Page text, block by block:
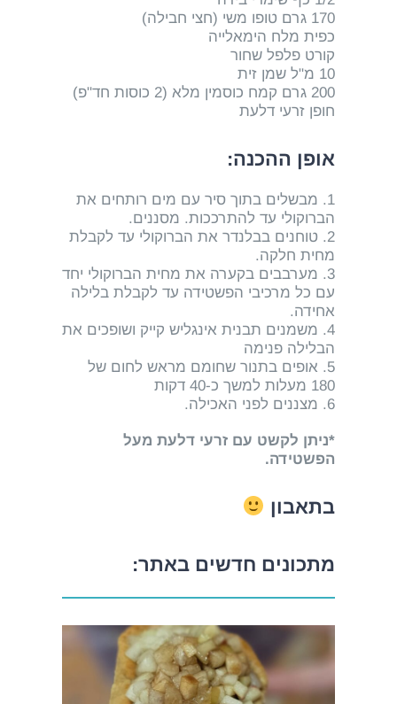
170 גרם טופו משי (חצי חבילה)
כפית מלח הימאלייה
קורט פלפל שחור
10 מ"ל שמן זית
200 גרם קמח כוסמין מלא (2 כוסות חד"פ)
חופן זרעי דלעת
אופן ההכנה:
1. מבשלים בתוך סיר עם מים רותחים את
הברוקולי עד להתרככות. מסננים.
2. טוחנים בבלנדר את הברוקולי עד לקבלת
מחית חלקה.
3. מערבבים בקערה את מחית הברוקולי יחד
עם כל מרכיבי הפשטידה עד לקבלת בלילה
אחידה.
4. משמנים תבנית אינגליש קייק ושופכים את
הבלילה פנימה
5. אופים בתנור שחומם מראש לחום של
180 מעלות למשך כ-40 דקות
6. מצננים לפני האכילה.
*ניתן לקשט עם זרעי דלעת מעל
הפשטידה.
בתאבון
מתכונים חדשים באתר: